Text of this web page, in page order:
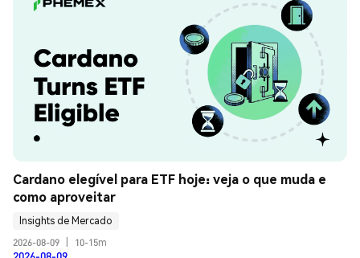
Cardano elegível para ETF hoje: veja o que muda e
como aproveitar
Insights de Mercado
2026-08-09
10-15m